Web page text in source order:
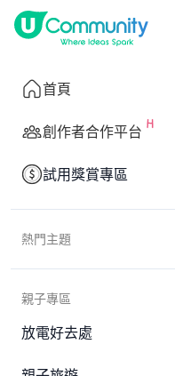
首頁
創作者合作平台
試用獎賞專區
熱門主題
親子專區
放電好去處